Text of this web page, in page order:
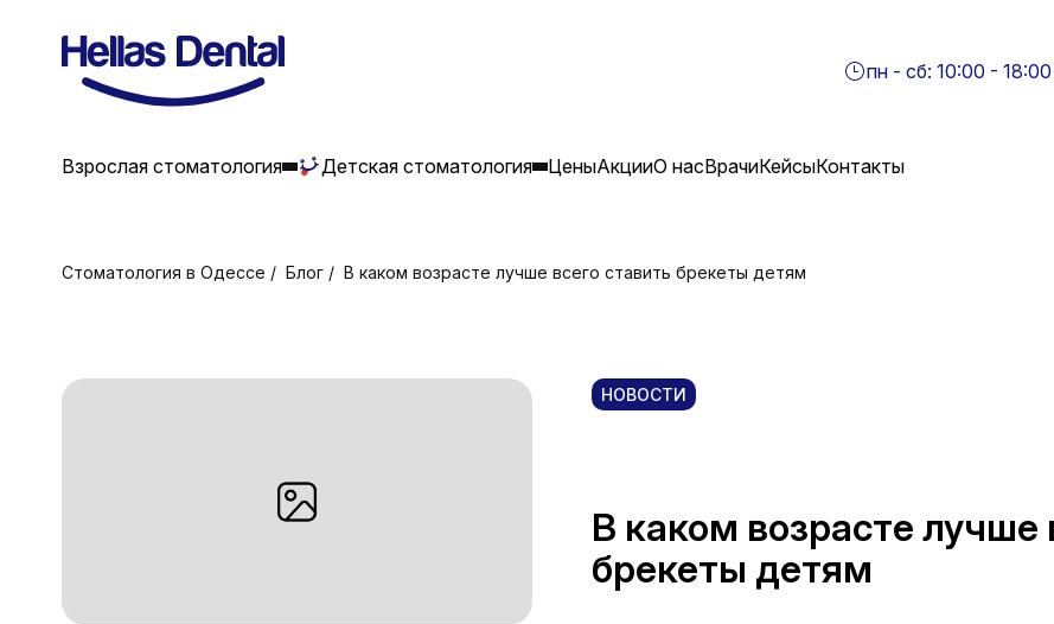
пн - сб: 10:00 - 18:00
Взрослая стоматология Детская стоматология ЦеныАкцииО насВрачиКейсыКонтакты
Стоматология в Одессе Блог В каком возрасте лучше всего ставить брекеты детям
НОВОСТИ
В каком возрасте лучше
брекеты детям